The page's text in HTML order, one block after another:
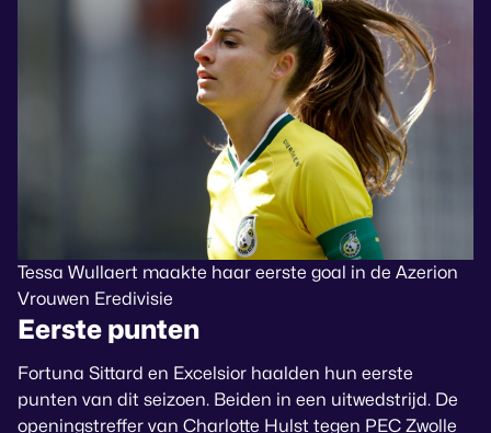
Tessa Wullaert maakte haar eerste goal in de Azerion
Vrouwen Eredivisie
Eerste punten
Fortuna Sittard en Excelsior haalden hun eerste
punten van dit seizoen. Beiden in een uitwedstrijd. De
openingstreffer van Charlotte Hulst tegen PEC Zwolle